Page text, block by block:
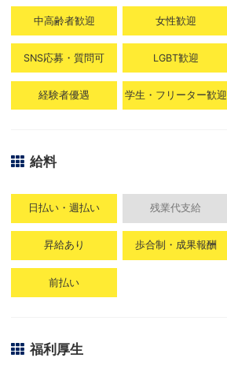
中高齢者歓迎 女性歓迎
SNS応募・質問可 LGBT歓迎
経験者優遇 学生・フリーター歓迎
給料
日払い・週払い 残業代支給
昇給あり 歩合制・成果報酬
前払い
福利厚生